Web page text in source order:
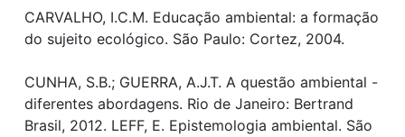
CARVALHO, I.C.M. Educação ambiental: a formação
do sujeito ecológico. São Paulo: Cortez, 2004.
CUNHA, S.B.; GUERRA, A.J.T. A questão ambiental -
diferentes abordagens. Rio de Janeiro: Bertrand
Brasil, 2012. LEFF, E. Epistemologia ambiental. São